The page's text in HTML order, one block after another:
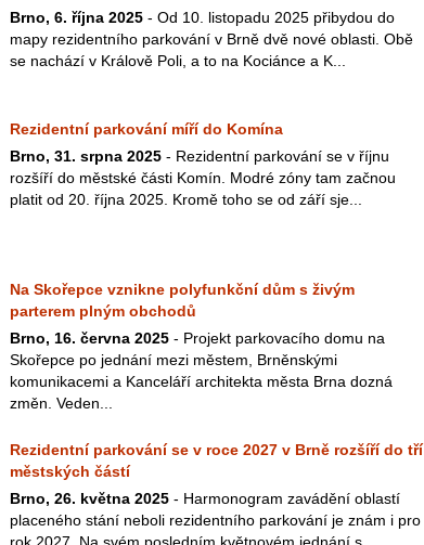
Brno, 6. října 2025 - Od 10. listopadu 2025 přibydou do
mapy rezidentního parkování v Brně dvě nové oblasti. Obě
se nachází v Králově Poli, a to na Kociánce a K...
Rezidentní parkování míří do Komína
Brno, 31. srpna 2025 - Rezidentní parkování se v říjnu
rozšíří do městské části Komín. Modré zóny tam začnou
platit od 20. října 2025. Kromě toho se od září sje...
Na Skořepce vznikne polyfunkční dům s živým
parterem plným obchodů
Brno, 16. června 2025 - Projekt parkovacího domu na
Skořepce po jednání mezi městem, Brněnskými
komunikacemi a Kanceláří architekta města Brna dozná
změn. Veden...
Rezidentní parkování se v roce 2027 v Brně rozšíří do tří
městských částí
Brno, 26. května 2025 - Harmonogram zavádění oblastí
placeného stání neboli rezidentního parkování je znám i pro